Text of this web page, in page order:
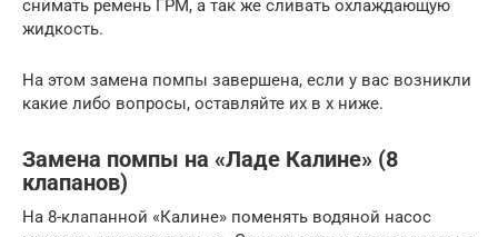
снимать ремень ГРМ, а так же сливать охлаждающую
жидкость.
На этом замена помпы завершена, если у вас возникли
какие либо вопросы, оставляйте их в х ниже.
Замена помпы на «Ладе Калине» (8
клапанов)
На 8-клапанной «Калине» поменять водяной насос